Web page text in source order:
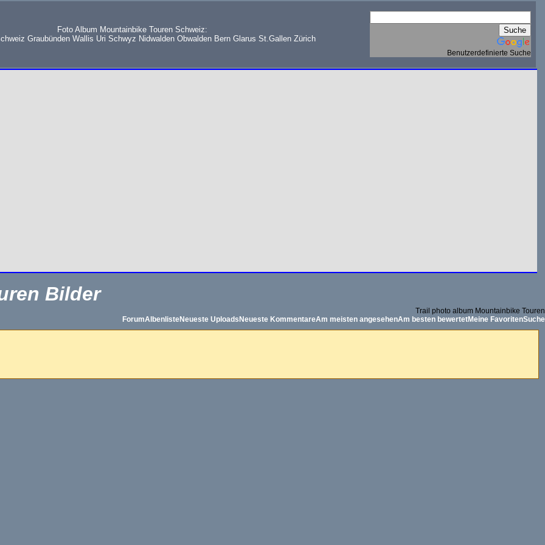
Foto Album Mountainbike Touren Schweiz:
Graubünden Wallis Uri Schwyz Nidwalden Obwalden Bern Glarus St.Gallen Zürich
Benutzerdefinierte Suche
Bilder
Trail photo album Mountainbike Touren
ForumAlbenlisteNeueste Uploads Neueste KommentareAm meisten angesehenAm besten bewertetMeine FavoritenSuche